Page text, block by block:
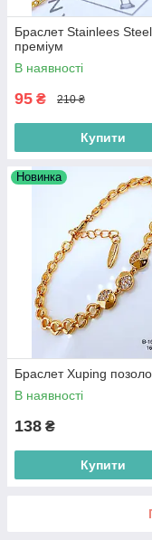
Браслет Stainlees Steel
преміум
В наявності
95 ₴ 210 ₴
Купити
Новинка
Браслет Xuping
В наявності
138 ₴
Купити